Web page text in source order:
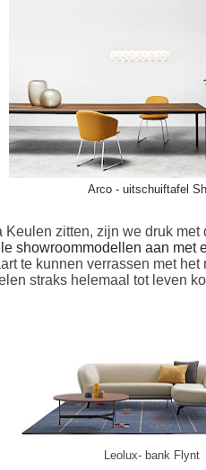
Arco - uitschuiftafel
zitten, zijn we druk
showroommodellen aan met
te kunnen verrassen met
straks helemaal tot leven
Leolux- bank Flynt